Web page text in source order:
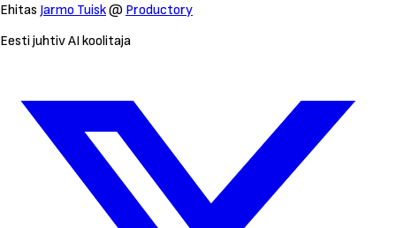
Ehitas Jarmo Tuisk@ Productory
Eesti juhtiv AI koolitaja